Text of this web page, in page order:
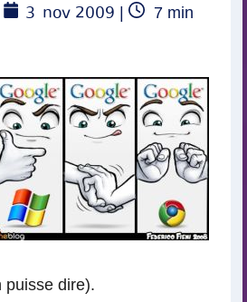
3 nov 2009
Temps
7min
puisse dire).